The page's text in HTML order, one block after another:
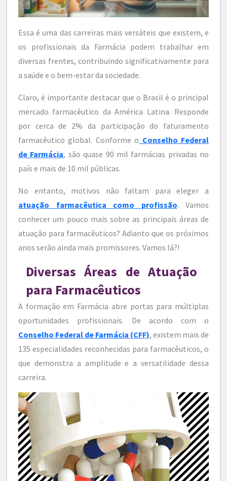
Essa é uma das carreiras mais versáteis que existem, e
os profissionais da Farmácia podem trabalhar em
diversas frentes, contribuindo significativamente para
a saúde e o bem-estar da sociedade.
Claro, é importante destacar que o Brasil é o principal
mercado farmacêutico da América Latina. Responde
por cerca de 2% da participação do faturamento
farmacêutico global. Conforme o Conselho Federal
de Farmácia, são quase 90 mil farmácias privadas no
país e mais de 10 mil públicas.
No entanto, motivos não faltam para eleger a
atuação farmacêutica como profissão. Vamos
conhecer um pouco mais sobre as principais áreas de
atuação para farmacêuticos? Adianto que os próximos
anos serão ainda mais promissores. Vamos lá?!
Diversas Áreas de Atuação
para Farmacêuticos
A formação em Farmácia abre portas para múltiplas
oportunidades profissionais. De acordo com o
Conselho Federal de Farmácia (CFF), existem mais de
135 especialidades reconhecidas para farmacêuticos, o
que demonstra a amplitude e a versatilidade dessa
carreira.